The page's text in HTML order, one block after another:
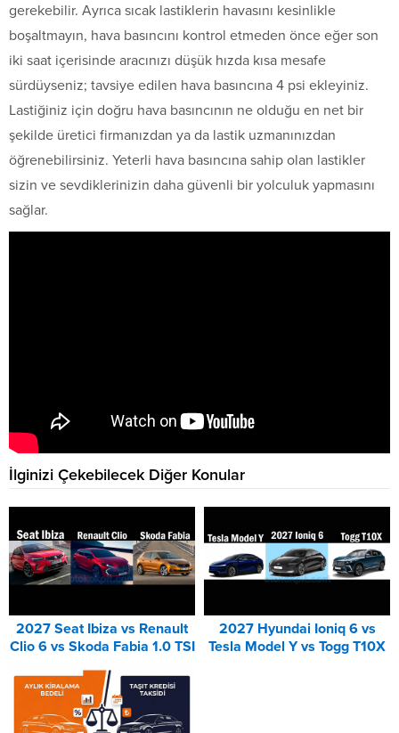
gerekebilir. Ayrıca sıcak lastiklerin havasını kesinlikle
boşaltmayın, hava basıncını kontrol etmeden önce eğer son
iki saat içerisinde aracınızı düşük hızda kısa mesafe
sürdüyseniz; tavsiye edilen hava basıncına 4 psi ekleyiniz.
Lastiğiniz için doğru hava basıncının ne olduğu en net bir
şekilde üretici firmanızdan ya da lastik uzmanınızdan
öğrenebilirsiniz. Yeterli hava basıncına sahip olan lastikler
sizin ve sevdiklerinizin daha güvenli bir yolculuk yapmasını
sağlar.
İlginizi Çekebilecek Diğer Konular
2027 Seat Ibiza vs Renault
Clio 6 vs Skoda Fabia 1.0 TSI
2027 Hyundai Ioniq 6 vs
Tesla Model Y vs Togg T10X